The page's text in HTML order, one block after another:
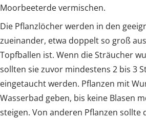
Moorbeeterde vermischen.
Die Pflanzlöcher werden in den
zueinander, etwa doppelt so groß
Topfballen ist. Wenn die Sträucher
sollten sie zuvor mindestens 2 bis 3
eingetaucht werden. Pflanzen mit
Wasserbad geben, bis keine Blasen
steigen. Von anderen Pflanzen sollte